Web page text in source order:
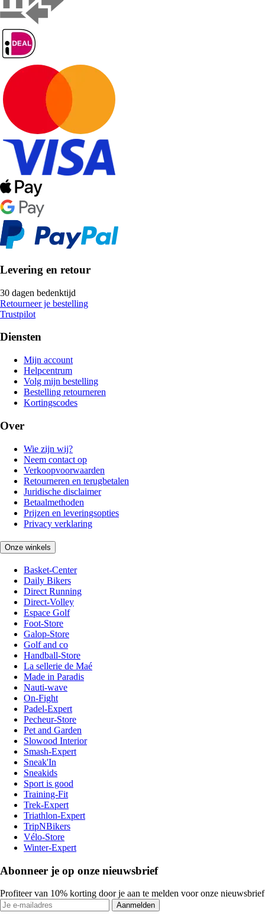
Levering en retour
30 dagen bedenktijd
Retourneer je bestelling
Trustpilot
Diensten
Mijn account
Helpcentrum
Volg mijn bestelling
Bestelling retourneren
Kortingscodes
Over
Wie zijn wij?
Neem contact op
Verkoopvoorwaarden
Retourneren en terugbetalen
Juridische disclaimer
Betaalmethoden
Prijzen en leveringsopties
Privacy verklaring
Onze winkels
Basket-Center
Daily Bikers
Direct Running
Direct-Volley
Espace Golf
Foot-Store
Galop-Store
Golf and co
Handball-Store
La sellerie de Maé
Made in Paradis
Nauti-wave
On-Fight
Padel-Expert
Pecheur-Store
Pet and Garden
Slowood Interior
Smash-Expert
Sneak'In
Sneakids
Sport is good
Training-Fit
Trek-Expert
Triathlon-Expert
TripNBikers
Vélo-Store
Winter-Expert
Abonneer je op onze nieuwsbrief
Profiteer van 10% korting door je aan te melden voor onze nieuwsbrief
Aanmelden